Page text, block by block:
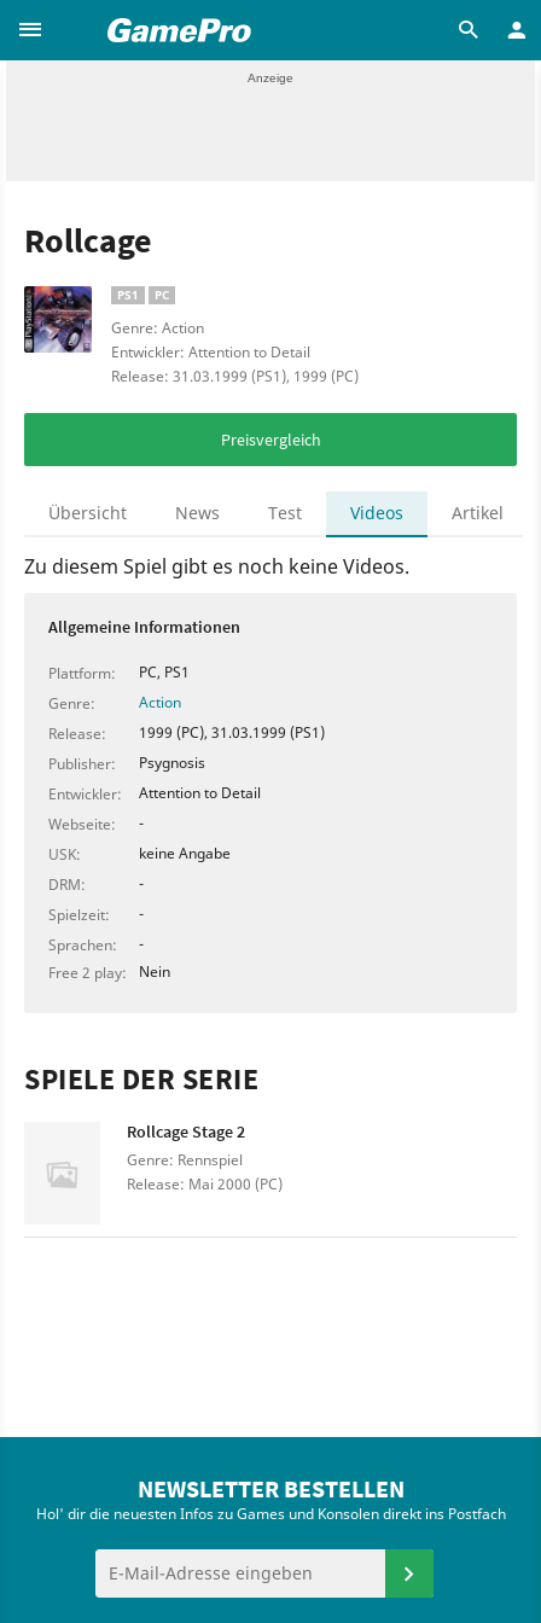
Rollcage
PS1 PC
Genre: Action
Entwickler: Attention to Detail
Release: 31.03.1999 (PS1), 1999 (PC)
Preisvergleich
Übersicht News Test Videos Artikel
Zu diesem Spiel gibt es noch keine Videos.
Allgemeine Informationen
Plattform:
PC, PS1
Genre:
Action
Release:
1999 (PC), 31.03.1999 (PS1)
Publisher:
Psygnosis
Entwickler:
Attention to Detail
Webseite:
-
USK:
keine Angabe
DRM:
-
Spielzeit:
-
Sprachen:
-
Free 2 play:
Nein
SPIELE DER SERIE
Rollcage Stage 2
Genre: Rennspiel
Release: Mai 2000 (PC)
NEWSLETTER BESTELLEN
Hol' dir die neuesten Infos zu Games und Konsolen direkt ins Postfach